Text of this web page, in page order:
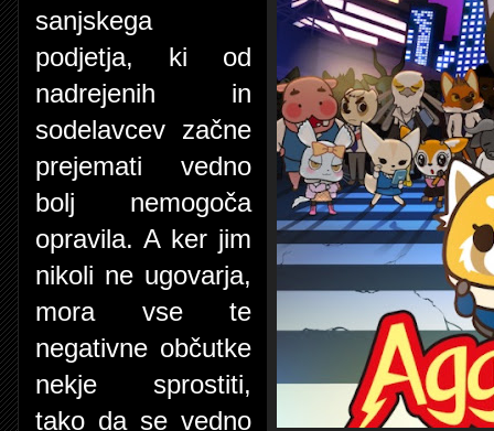
sanjskega
podjetja, ki od
nadrejenih in
sodelavcev začne
prejemati vedno
bolj nemogoča
opravila. A ker jim
nikoli ne ugovarja,
mora vse te
negativne občutke
nekje sprostiti,
tako da se vedno